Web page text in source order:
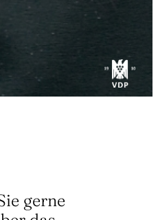
gerne